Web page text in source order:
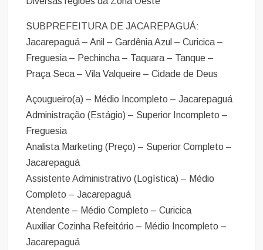
SUBPREFEITURA DE JACAREPAGUÁ:
Jacarepaguá – Anil – Gardênia Azul – Curicica –
Freguesia – Pechincha – Taquara – Tanque –
Praça Seca – Vila Valqueire – Cidade de Deus
Açougueiro(a) – Médio Incompleto – Jacarepaguá
Administração (Estágio) – Superior Incompleto –
Freguesia
Analista Marketing (Preço) – Superior Completo –
Jacarepaguá
Assistente Administrativo (Logística) – Médio
Completo – Jacarepaguá
Atendente – Médio Completo – Curicica
Auxiliar Cozinha Refeitório – Médio Incompleto –
Jacarepaguá